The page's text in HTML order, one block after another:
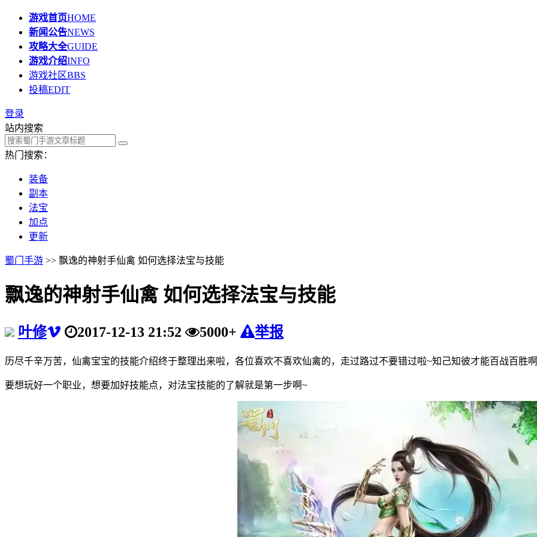
游戏首页HOME
新闻公告NEWS
攻略大全GUIDE
游戏介绍INFO
游戏社区BBS
投稿EDIT
登录
站内搜索
热门搜索：
装备
副本
法宝
加点
更新
蜀门手游 >> 飘逸的神射手仙禽 如何选择法宝与技能
飘逸的神射手仙禽 如何选择法宝与技能
叶修 2017-12-13 21:52 5000+ 举报
历尽千辛万苦，仙禽宝宝的技能介绍终于整理出来啦，各位喜欢不喜欢仙禽的，走过路过不要错过啦~知己知彼才能百战百胜啊
要想玩好一个职业，想要加好技能点，对法宝技能的了解就是第一步啊~